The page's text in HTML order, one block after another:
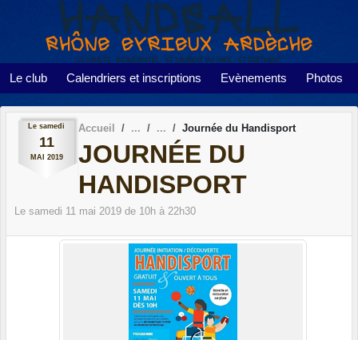
Le club Calendriers et inscriptions Evènements Photos
Le samedi
11
MAI 2019
Accueil Journée du Handisport
JOURNÉE DU
HANDISPORT
Le samedi 11 mai 2019 de 10h à 22h30
Panneau de gestion des cookies